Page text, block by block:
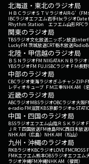
北海道・東北のラジオ局
ＨＢＣラジオＳＴＶラジオAIR-G'（FM
IBCラジオエフエム岩手tbcラジオDate
Rhythm Station エフエム山形RFC
関東のラジオ局
TBSラジオ文化放送ニッポン放送
LuckyFM 茨城放送CRT栃木放送
北陸・甲信越のラジオ局
ＢＳＮラジオFM NIIGATAＫＮＢラジオ
YBSラジオFM FUJISBCラジオ ＦＭ長野
中部のラジオ局
CBCラジオ東海ラジオぎふチャンZIP-
レディオキューブ ＦＭ三重NHK AM（
近畿のラジオ局
ABCラジオMBSラジオOBCラジオ大阪
e-radio FM滋賀KBS京都ラジオα-
中国・四国のラジオ局
BSSラジオエフエム山陰ＲＳＫラジオ
ＪＲＴ四国放送FM徳島RNC西日本放送
NHK AM（広島） NHK AM（松山）
九州・沖縄のラジオ局
RKBラジオKBCラジオLOVE FMCROSS
FMKエフエム熊本OBSラジオエフエム
ラジオ沖縄FM沖縄NHK AM（福岡）